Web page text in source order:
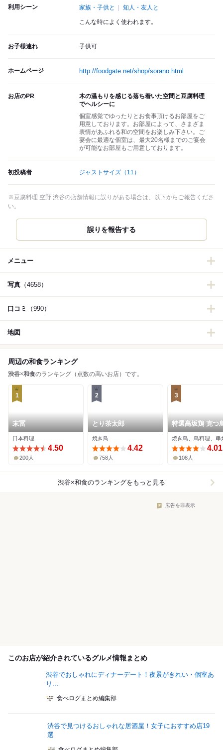
利用シーン 家族・子供と 知人・友人と
こんな時によく使われます。
お子様連れ 子供可
ホームページ http://foodgate.net/shop/sorano.html
お店のPR
木の温もりを感じる落ち着いた空間と豆腐料理
でヘルシーに
個室感覚でゆったりとお食事頂けるお部屋をご
用意しております。お部屋によって、さまざま
表情があふれる和の空間をお楽しみ下さい。ご
宴会に最適な個室は、最大20名様までのご宴会
が可能なお部屋もご用意しております。
初投稿者 ジャストサイズ （11）
※豆腐料理 空野 渋谷の店舗情報に誤りがある場合は、以下からご報告くださ
い。
誤りを報告する
メニュー
写真 （4658）
口コミ （990）
地図
周辺の和食ランキング
渋谷×和食のランキング（点数の高いお店）です。
1
末冨
日本料理
4.50
200人
2
とり茶太郎
焼き鳥
4.42
758人
3
特選髙坂鶏 克つ
焼き鳥、鳥料理、串
4.01
108人
渋谷×和食のランキングをもっと見る
広告を非表示
このお店が紹介されているグルメ情報まとめ
渋谷でおしゃれにディナーデート！夜景がきれい・個室あ
り...
食べログまとめ編集部
渋谷で見つけるおしゃれな居酒屋！女子におすすめ店19
選